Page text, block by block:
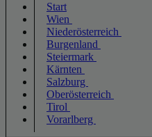
Start
Wien
Niederösterreich
Burgenland
Steiermark
Kärnten
Salzburg
Oberösterreich
Tirol
Vorarlberg